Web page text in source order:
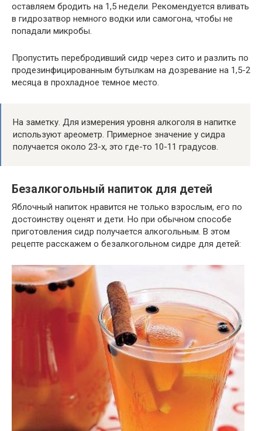
оставляем бродить на 1,5 недели. Рекомендуется вливать
в гидрозатвор немного водки или самогона, чтобы не
попадали микробы.
Пропустить перебродивший сидр через сито и разлить по
продезинфицированным бутылкам на дозревание на 1,5-2
месяца в прохладное темное место.
На заметку. Для измерения уровня алкоголя в напитке
используют ареометр. Примерное значение у сидра
получается около 23-х, это где-то 10-11 градусов.
Безалкогольный напиток для детей
Яблочный напиток нравится не только взрослым, его по
достоинству оценят и дети. Но при обычном способе
приготовления сидр получается алкогольным. В этом
рецепте расскажем о безалкогольном сидре для детей: